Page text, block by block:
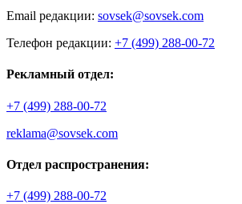
Email редакции: sovsek@sovsek.com
Телефон редакции: +7 (499) 288-00-72
Рекламный отдел:
+7 (499) 288-00-72
reklama@sovsek.com
Отдел распространения:
+7 (499) 288-00-72